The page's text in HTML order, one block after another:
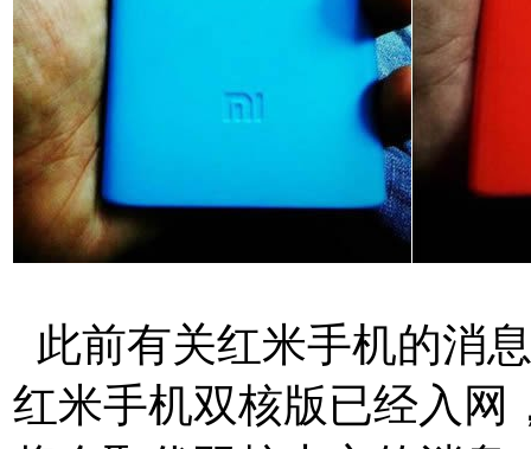
此前有关红米手机的消
红米手机双核版已经入